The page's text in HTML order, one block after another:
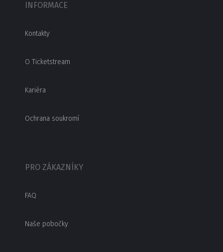
INFORMACE
Kontakty
O Ticketstream
Kariéra
Ochrana soukromí
PRO ZÁKAZNÍKY
FAQ
Naše pobočky